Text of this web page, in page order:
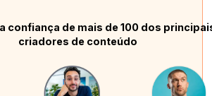
confiança de mais de 100 dos
criadores de conteúdo